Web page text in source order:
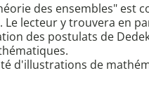
des ensembles"
Le lecteur y trouvera
des postulats de
d'illustrations de